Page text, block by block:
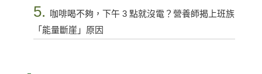
5.
咖啡喝不夠，下午 3 點就沒電？營養師揭上班族
「能量斷崖」原因